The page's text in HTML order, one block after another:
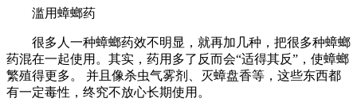
滥用蟑螂药
很多人一种蟑螂药效不明显，就再加几种，把很多种蟑螂
药混在一起使用。其实，药用多了反而会“适得其反”，使蟑螂
繁殖得更多。 并且像杀虫气雾剂、灭蟑盘香等，这些东西都
有一定毒性，终究不放心长期使用。